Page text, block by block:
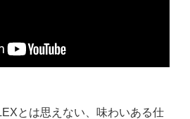
とは思えない、味わいある仕